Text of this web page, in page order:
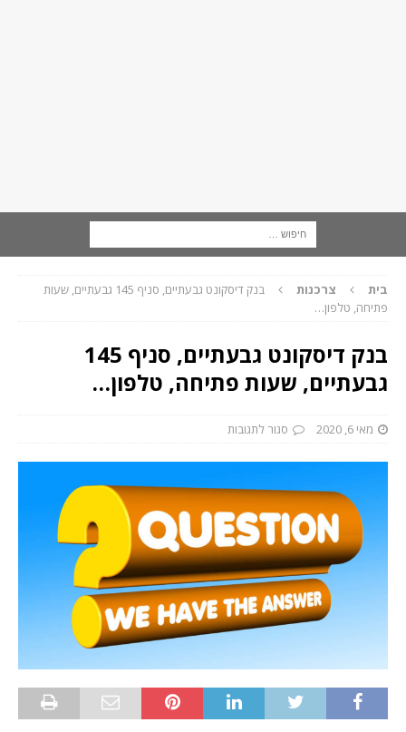
בית צרכנות
בנק דיסקונט גבעתיים, סניף 145 גבעתיים, שעות
פתיחה, טלפון…
בנק דיסקונט גבעתיים, סניף 145
גבעתיים, שעות פתיחה, טלפון…
מאי 6, 2020 סגור לתגובות